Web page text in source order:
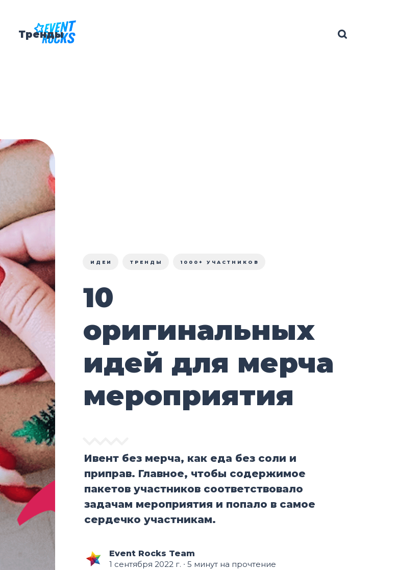
Тренды
ИДЕИ ТРЕНДЫ 1000+ УЧАСТНИКОВ
10
оригинальных
идей для мерча
мероприятия
Ивент без мерча, как еда без соли и
приправ. Главное, чтобы содержимое
пакетов участников соответствовало
задачам мероприятия и попало в самое
сердечко участникам.
Event Rocks Team
1 сентября 2022 г. ∙ 5 минут на прочтение